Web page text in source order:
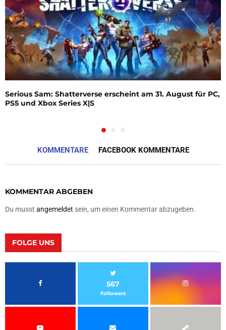
Serious Sam: Shatterverse erscheint am 31. August für PC,
PS5 und Xbox Series X|S
KOMMENTARE FACEBOOK KOMMENTARE
KOMMENTAR ABGEBEN
Du musst angemeldet sein, um einen Kommentar abzugeben.
FOLGE UNS
567
Followers